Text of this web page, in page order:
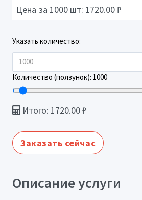
Цена за 1000 шт: 1720.00₽
Указать количество:
Количество (ползунок): 1000
Итого: 1720.00₽
Заказать сейчас
Описание услуги